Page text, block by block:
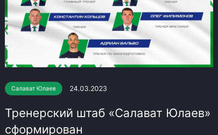
Салават Юлаев 24.03.2023
Тренерский штаб «Салават Юлаев»
сформирован